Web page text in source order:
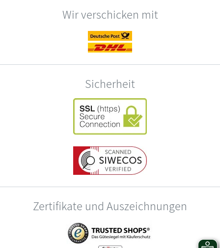
Wir verschicken mit
Sicherheit
Zertifikate und Auszeichnungen